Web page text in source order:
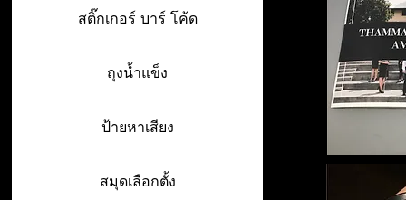
สติ๊กเกอร์ บาร์ โค้ด
ถุงน้ำแข็ง
ป้ายหาเสียง
สมุดเลือกตั้ง